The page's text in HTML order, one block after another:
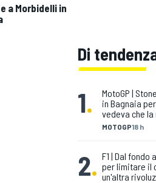
a Morbidelli in
Di
1.
MOTOGP18 h
MotoGP |
in Bagnaia
vedeva che
2. F1 | Dal
per limitare il
un'altra